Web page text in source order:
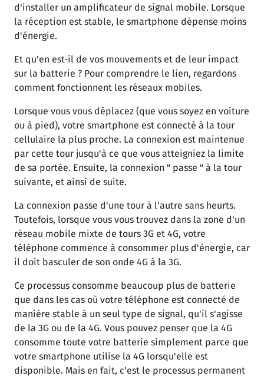
d'installer un amplificateur de signal mobile. Lorsque
la réception est stable, le smartphone dépense moins
d'énergie.
Et qu'en est-il de vos mouvements et de leur impact
sur la batterie ? Pour comprendre le lien, regardons
comment fonctionnent les réseaux mobiles.
Lorsque vous vous déplacez (que vous soyez en voiture
ou à pied), votre smartphone est connecté à la tour
cellulaire la plus proche. La connexion est maintenue
par cette tour jusqu'à ce que vous atteigniez la limite
de sa portée. Ensuite, la connexion " passe " à la tour
suivante, et ainsi de suite.
La connexion passe d'une tour à l'autre sans heurts.
Toutefois, lorsque vous vous trouvez dans la zone d'un
réseau mobile mixte de tours 3G et 4G, votre
téléphone commence à consommer plus d'énergie, car
il doit basculer de son onde 4G à la 3G.
Ce processus consomme beaucoup plus de batterie
que dans les cas où votre téléphone est connecté de
manière stable à un seul type de signal, qu'il s'agisse
de la 3G ou de la 4G. Vous pouvez penser que la 4G
consomme toute votre batterie simplement parce que
votre smartphone utilise la 4G lorsqu'elle est
disponible. Mais en fait, c'est le processus permanent